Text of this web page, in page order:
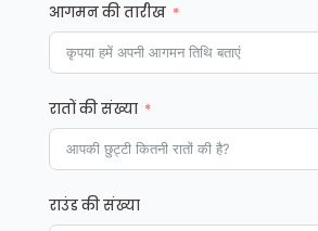
आगमन की तारीख
रातों की संख्या
राउंड की संख्या